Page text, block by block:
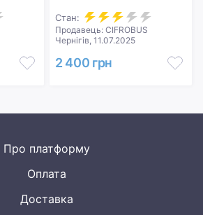
Стан:
Продавець: CIFROBUS
Чернігів, 11.07.2025
2 400 грн
Про платформу
Оплата
Доставка